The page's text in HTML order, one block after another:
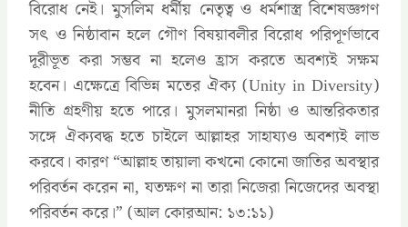
বিরোধ নেই। মুসলিম ধর্মীয় নেতৃত্ব ও ধর্মশাস্ত্র বিশেষজ্ঞগণ
সৎ ও নিষ্ঠাবান হলে গৌণ বিষয়াবলীর বিরোধ পরিপূর্ণভাবে
দূরীভূত করা সম্ভব না হলেও হ্রাস করতে অবশ্যই সক্ষম
হবেন। এক্ষেত্রে বিভিন্ন মতের ঐক্য (Unity in Diversity)
নীতি গ্রহণীয় হতে পারে। মুসলমানরা নিষ্ঠা ও আন্তরিকতার
সঙ্গে ঐক্যবদ্ধ হতে চাইলে আল্লাহর সাহায্যও অবশ্যই লাভ
করবে। কারণ “আল্লাহ তায়ালা কখনো কোনো জাতির অবস্থার
পরিবর্তন করেন না, যতক্ষণ না তারা নিজেরা নিজেদের অবস্থা
পরিবর্তন করে।” (আল কোরআন: ১৩:১১)